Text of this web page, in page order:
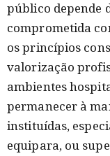
público depende
comprometida
os princípios
valorização
ambientes
permanecer à
instituídas,
equipara, ou